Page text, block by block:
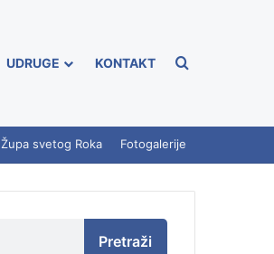
UDRUGE KONTAKT
Župa svetog Roka Fotogalerije
Pretraži